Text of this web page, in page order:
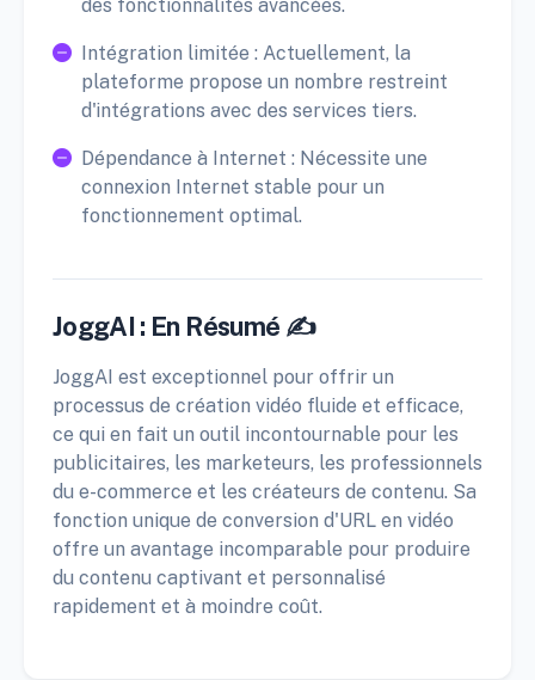
des fonctionnalités avancées.
Intégration limitée : Actuellement, la
plateforme propose un nombre restreint
d'intégrations avec des services tiers.
Dépendance à Internet : Nécessite une
connexion Internet stable pour un
fonctionnement optimal.
JoggAI : En Résumé ✍️
JoggAI est exceptionnel pour offrir un
processus de création vidéo fluide et efficace,
ce qui en fait un outil incontournable pour les
publicitaires, les marketeurs, les professionnels
du e-commerce et les créateurs de contenu. Sa
fonction unique de conversion d'URL en vidéo
offre un avantage incomparable pour produire
du contenu captivant et personnalisé
rapidement et à moindre coût.